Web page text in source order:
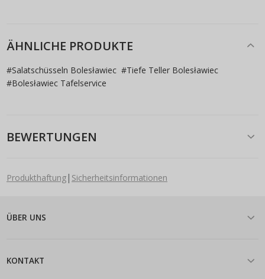
ÄHNLICHE PRODUKTE
#Salatschüsseln Bolesławiec #Tiefe Teller Bolesławiec
#Bolesławiec Tafelservice
BEWERTUNGEN
Produkthaftung| Sicherheitsinformationen
ÜBER UNS
KONTAKT